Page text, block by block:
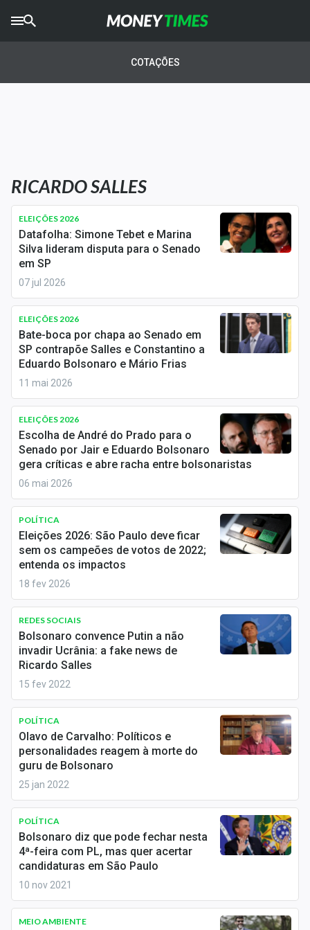
AGROTIMES
Newsletters
Money Trader
Anuncie
Últimas Notícias
Newsletters
Cotações
Comprar ou vender?
Carteiras Recomendadas
Central de Dividendos
Central de Fundos Imobiliários
Central dos IPOs
Renda Fixa
Finanças Pessoais
Economia
Empresas
Brasil
Política
Colunas
Internacional
Marketing
Tecnologia
Conteúdo de Marca
COTAÇÕES
RICARDO SALLES
ELEIÇÕES 2026
Datafolha: Simone Tebet e Marina
Silva lideram disputa para o Senado
em SP
07 jul 2026
ELEIÇÕES 2026
Bate-boca por chapa ao Senado em
SP contrapõe Salles e Constantino a
Eduardo Bolsonaro e Mário Frias
11 mai 2026
ELEIÇÕES 2026
Escolha de André do Prado para o
Senado por Jair e Eduardo Bolsonaro
gera críticas e abre racha entre bolsonaristas
06 mai 2026
POLÍTICA
Eleições 2026: São Paulo deve ficar
sem os campeões de votos de 2022;
entenda os impactos
18 fev 2026
REDES SOCIAIS
Bolsonaro convence Putin a não
invadir Ucrânia: a fake news de
Ricardo Salles
15 fev 2022
POLÍTICA
Olavo de Carvalho: Políticos e
personalidades reagem à morte do
guru de Bolsonaro
25 jan 2022
POLÍTICA
Bolsonaro diz que pode fechar nesta
4ª-feira com PL, mas quer acertar
candidaturas em São Paulo
10 nov 2021
MEIO AMBIENTE